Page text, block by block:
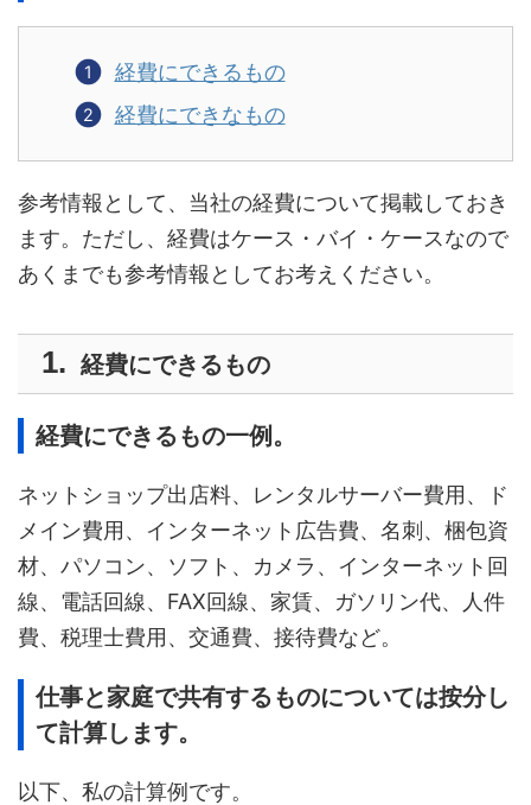
経費にできるもの
経費にできなもの
参考情報として、当社の経費について掲載しておき
ます。ただし、経費はケース・バイ・ケースなので
あくまでも参考情報としてお考えください。
経費にできるもの
経費にできるもの一例。
ネットショップ出店料、レンタルサーバー費用、ド
メイン費用、インターネット広告費、名刺、梱包資
材、パソコン、ソフト、カメラ、インターネット回
線、電話回線、FAX回線、家賃、ガソリン代、人件
費、税理士費用、交通費、接待費など。
仕事と家庭で共有するものについては按分し
て計算します。
以下、私の計算例です。